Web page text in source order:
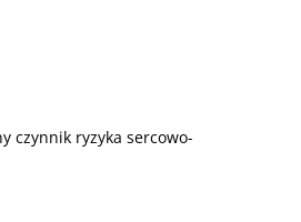
czynnik ryzyka sercowo-